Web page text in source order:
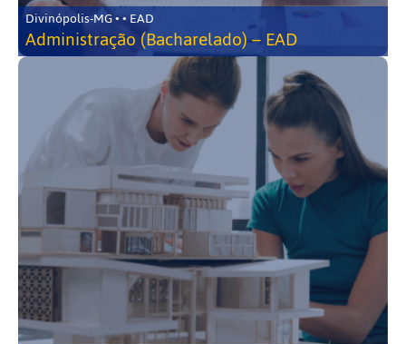
Divinópolis-MG • • EAD
Administração (Bacharelado) – EAD